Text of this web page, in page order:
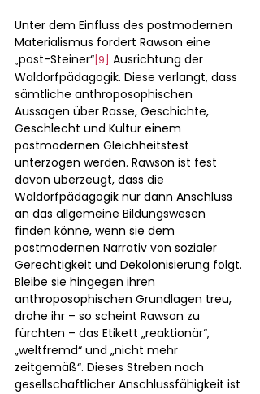
Unter dem Einfluss des postmodernen
Materialismus fordert Rawson eine
„post-Steiner“ [9]
Ausrichtung der
Waldorfpädagogik. Diese verlangt, dass
sämtliche anthroposophischen
Aussagen über Rasse, Geschichte,
Geschlecht und Kultur einem
postmodernen Gleichheitstest
unterzogen werden. Rawson ist fest
davon überzeugt, dass die
Waldorfpädagogik nur dann Anschluss
an das allgemeine Bildungswesen
finden könne, wenn sie dem
postmodernen Narrativ von sozialer
Gerechtigkeit und Dekolonisierung folgt.
Bleibe sie hingegen ihren
anthroposophischen Grundlagen treu,
drohe ihr – so scheint Rawson zu
fürchten – das Etikett „reaktionär“,
„weltfremd“ und „nicht mehr
zeitgemäß“. Dieses Streben nach
gesellschaftlicher Anschlussfähigkeit ist